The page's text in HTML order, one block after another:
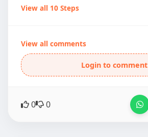
View all 10 Steps
View all comments
Login to comment
0 0